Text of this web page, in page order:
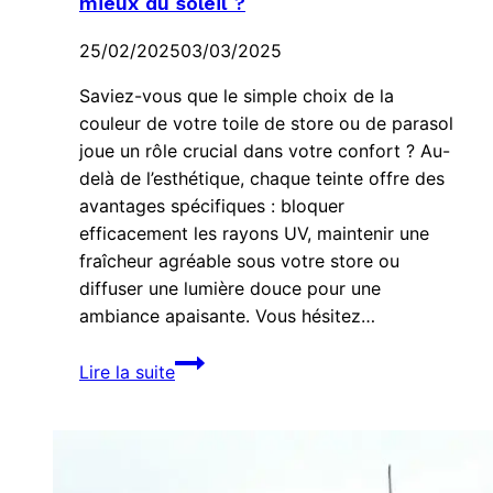
25/02/202503/03/2025
Saviez-vous que le simple choix de la
couleur de votre toile de store ou de parasol
joue un rôle crucial dans votre confort ? Au-
delà de l’esthétique, chaque teinte offre des
avantages spécifiques : bloquer
efficacement les rayons UV, maintenir une
fraîcheur agréable sous votre store ou
diffuser une lumière douce pour une
ambiance apaisante. Vous hésitez…
Lire la suite
Quelle
est